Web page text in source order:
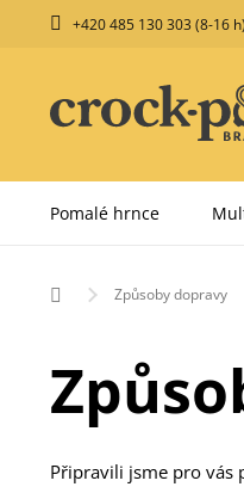
+420 485 130 303 (8-16 h)
Pomalé hrnce
Domů Způsoby dopravy
Připravili jsme pro vás